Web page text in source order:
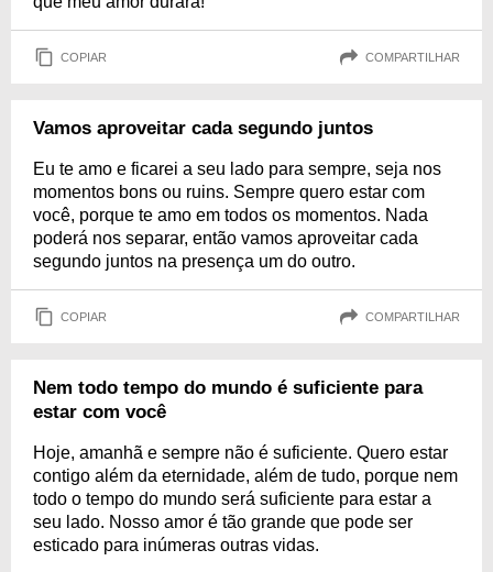
COPIAR COMPARTILHAR
Vamos aproveitar cada segundo juntos
Eu te amo e ficarei a seu lado para sempre, seja nos
momentos bons ou ruins. Sempre quero estar com
você, porque te amo em todos os momentos. Nada
poderá nos separar, então vamos aproveitar cada
segundo juntos na presença um do outro.
COPIAR COMPARTILHAR
Nem todo tempo do mundo é suficiente para
estar com você
Hoje, amanhã e sempre não é suficiente. Quero estar
contigo além da eternidade, além de tudo, porque nem
todo o tempo do mundo será suficiente para estar a
seu lado. Nosso amor é tão grande que pode ser
esticado para inúmeras outras vidas.